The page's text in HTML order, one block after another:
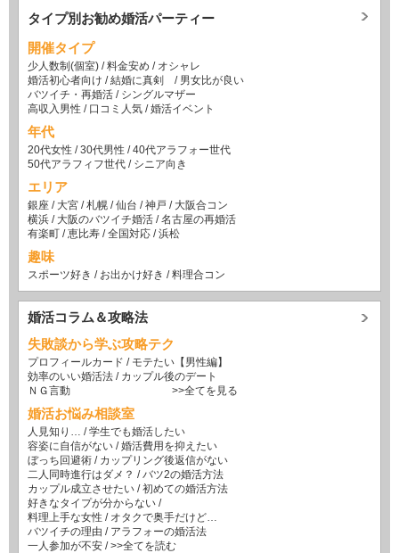
タイプ別お勧め婚活パーティー
開催タイプ
少人数制(個室) /料金安め / オシャレ
婚活初心者向け /結婚に真剣 / 男女比が良い
バツイチ・再婚活 / シングルマザー
高収入男性 / 口コミ人気 /婚活イベント
年代
20代女性 /30代男性 /40代アラフォー世代
50代アラフィフ世代 / シニア向き
エリア
銀座 / 大宮 /札幌 /仙台 /神戸 / 大阪合コン
横浜 / 大阪のバツイチ婚活 /名古屋の再婚活
有楽町 /恵比寿 /全国対応 /浜松
趣味
スポーツ好き / お出かけ好き /料理合コン
婚活コラム＆攻略法
失敗談から学ぶ攻略テク
プロフィールカード / モテたい【男性編】
効率のいい婚活法 / カップル後のデート
ＮＧ言動
>>全てを見る
婚活お悩み相談室
人見知り… /学生でも婚活したい
容姿に自信がない /婚活費用を抑えたい
ぼっち回避術 / カップリング後返信がない
二人同時進行はダメ？ /バツ2の婚活方法
カップル成立させたい /初めての婚活方法
好きなタイプが分からない /
料理上手な女性 / オタクで奥手だけど…
バツイチの理由 / アラフォーの婚活法
一人参加が不安 />>全てを読む